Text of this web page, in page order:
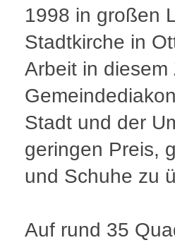
1998 in großen
Stadtkirche in
Arbeit in diesem
Stadt und der
geringen Preis,
und Schuhe zu
Auf rund 35